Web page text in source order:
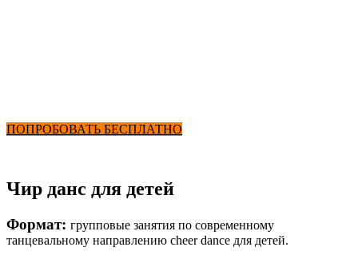
ПОПРОБОВАТЬ БЕСПЛАТНО
Чир данс для детей
Формат: групповые занятия по современному
танцевальному направлению cheer dance для детей.